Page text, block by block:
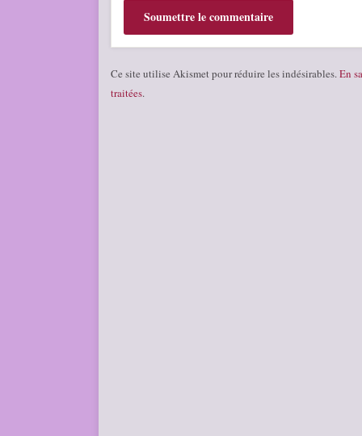
Ce site utilise Akismet pour réduire les indésirables. En
traitées.